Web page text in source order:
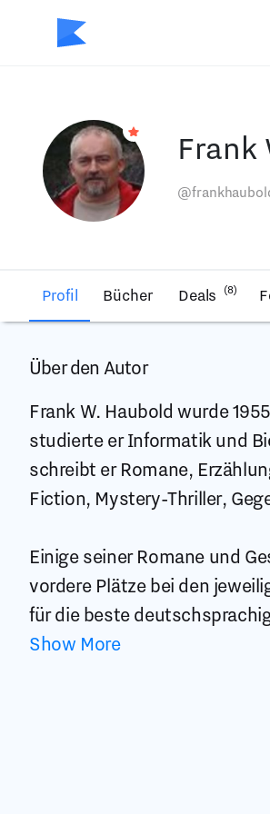
Frank
Profil Bücher Deals (8)
Über den Autor
Frank W. Haubold wurde
studierte er Informatik und
schreibt er Romane,
Fiction, Mystery-Thriller,
Einige seiner Romane und
vordere Plätze bei den
für die beste
Show More